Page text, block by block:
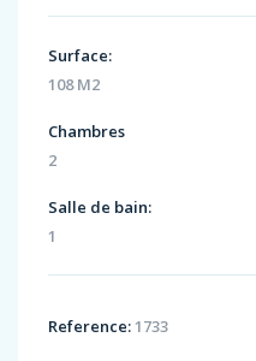
Surface:
108 M2
Chambres
2
Salle de bain:
1
Reference: 1733